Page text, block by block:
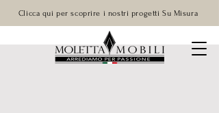
Clicca qui per scoprire i nostri progetti Su Misura